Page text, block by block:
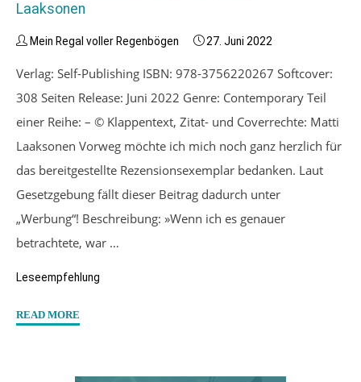
Laaksonen
Mein Regal voller Regenbögen 27. Juni 2022
Verlag: Self-Publishing ISBN: 978-3756220267 Softcover:
308 Seiten Release: Juni 2022 Genre: Contemporary Teil
einer Reihe: – © Klappentext, Zitat- und Coverrechte: Matti
Laaksonen Vorweg möchte ich mich noch ganz herzlich für
das bereitgestellte Rezensionsexemplar bedanken. Laut
Gesetzgebung fällt dieser Beitrag dadurch unter
„Werbung“! Beschreibung: »Wenn ich es genauer
betrachtete, war …
Leseempfehlung
READ MORE
Meer”